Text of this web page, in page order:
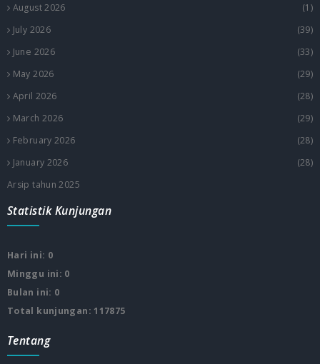
August 2026
(1)
July 2026
(39)
June 2026
(33)
May 2026
(29)
April 2026
(28)
March 2026
(29)
February 2026
(28)
January 2026
(28)
Arsip tahun 2025
Statistik Kunjungan
Hari ini: 0
Minggu ini: 0
Bulan ini: 0
Total kunjungan: 117875
Tentang